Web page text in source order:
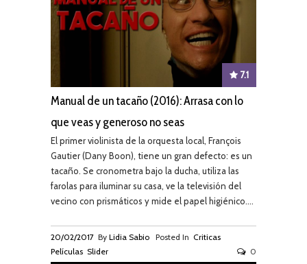
7.1
Manual de un tacaño (2016): Arrasa con lo
que veas y generoso no seas
El primer violinista de la orquesta local, François
Gautier (Dany Boon), tiene un gran defecto: es un
tacaño. Se cronometra bajo la ducha, utiliza las
farolas para iluminar su casa, ve la televisión del
vecino con prismáticos y mide el papel higiénico....
20/02/2017 By Lidia Sabio Posted In Criticas
Películas Slider 0